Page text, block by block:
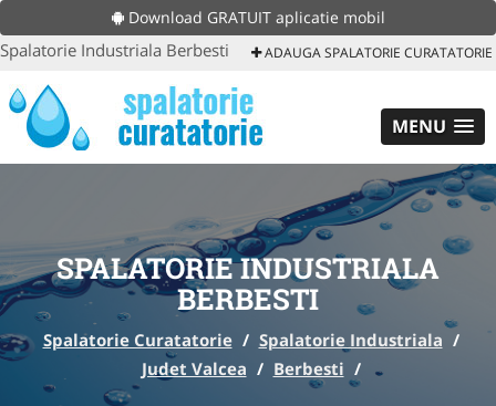
Download GRATUIT aplicatie mobil
Spalatorie Industriala Berbesti ADAUGA SPALATORIE CURATATORIE
MENU
SPALATORIE INDUSTRIALA
BERBESTI
Spalatorie Curatatorie / Spalatorie Industriala /
Judet Valcea / Berbesti /